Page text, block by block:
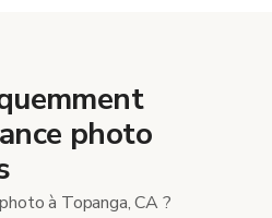
photo
à Topanga, CA ?